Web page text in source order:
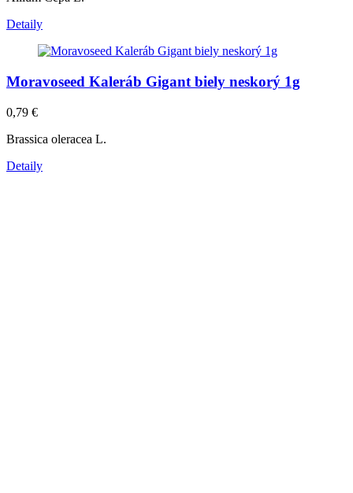
Detaily
Moravoseed Kaleráb Gigant biely neskorý 1g
0,79 €
Brassica oleracea L.
Detaily